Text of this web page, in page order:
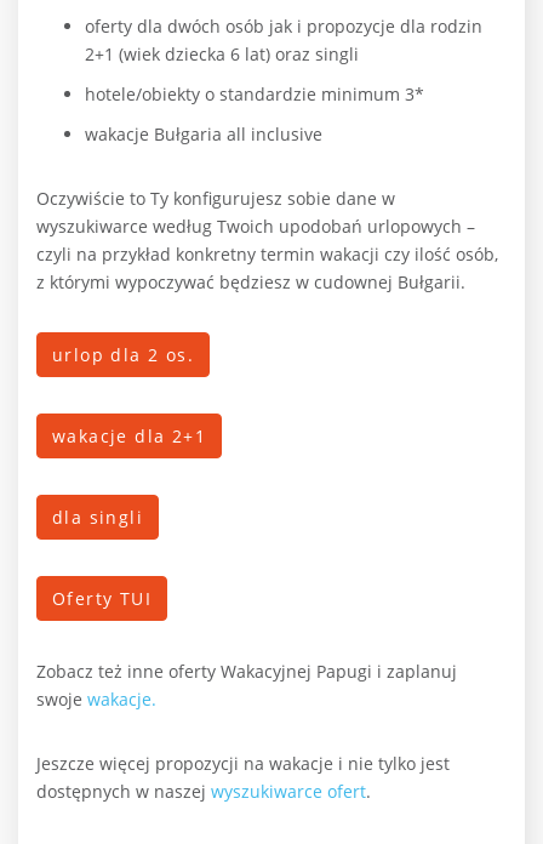
oferty dla dwóch osób jak i propozycje dla rodzin
2+1 (wiek dziecka 6 lat) oraz singli
hotele/obiekty o standardzie minimum 3*
wakacje Bułgaria all inclusive
Oczywiście to Ty konfigurujesz sobie dane w
wyszukiwarce według Twoich upodobań urlopowych –
czyli na przykład konkretny termin wakacji czy ilość osób,
z którymi wypoczywać będziesz w cudownej Bułgarii.
urlop dla 2 os.
wakacje dla 2+1
dla singli
Oferty TUI
Zobacz też inne oferty Wakacyjnej Papugi i zaplanuj
swoje wakacje.
Jeszcze więcej propozycji na wakacje i nie tylko jest
dostępnych w naszej wyszukiwarce ofert.